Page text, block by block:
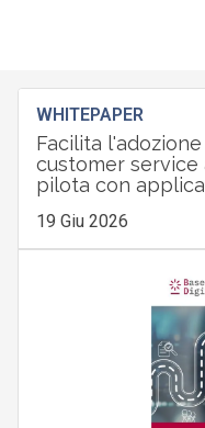
WHITEPAPER
Facilita
customer
pilota con
19 Giu 2026